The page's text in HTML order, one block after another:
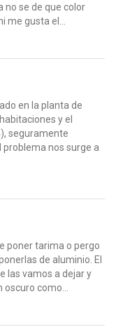
no se de que color
gusta el...
en la planta de
y el
seguramente
problema nos surge a
poner tarima o pergo
de aluminio. El
las vamos a dejar y
como...